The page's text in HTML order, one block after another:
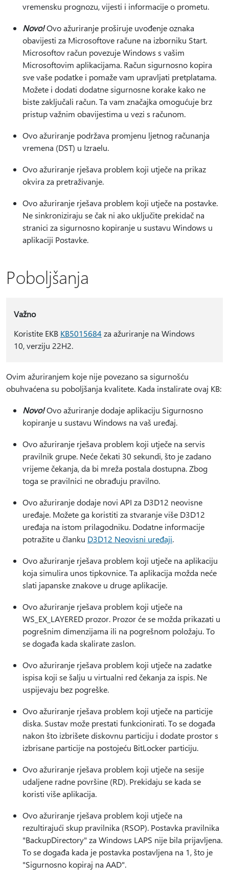
vremensku prognozu, vijesti i informacije o prometu.
Novo!Ovo ažuriranje proširuje uvođenje oznaka
obavijesti za Microsoftove račune na izborniku Start.
Microsoftov račun povezuje Windows s vašim
Microsoftovim aplikacijama. Račun sigurnosno kopira
sve vaše podatke i pomaže vam upravljati pretplatama.
Možete i dodati dodatne sigurnosne korake kako ne
biste zaključali račun. Ta vam značajka omogućuje brz
pristup važnim obavijestima u vezi s računom.
Ovo ažuriranje podržava promjenu ljetnog računanja
vremena (DST) u Izraelu.
Ovo ažuriranje rješava problem koji utječe na prikaz
okvira za pretraživanje.
Ovo ažuriranje rješava problem koji utječe na postavke.
Ne sinkroniziraju se čak ni ako uključite prekidač na
stranici za sigurnosno kopiranje u sustavu Windows u
aplikaciji Postavke.
Poboljšanja
Važno
Koristite EKB KB5015684 za ažuriranje na Windows
10, verziju 22H2.
Ovim ažuriranjem koje nije povezano sa sigurnošću
obuhvaćena su poboljšanja kvalitete. Kada instalirate ovaj KB:
Novo!Ovo ažuriranje dodaje aplikaciju Sigurnosno
kopiranje u sustavu Windows na vaš uređaj.
Ovo ažuriranje rješava problem koji utječe na servis
pravilnik grupe. Neće čekati 30 sekundi, što je zadano
vrijeme čekanja, da bi mreža postala dostupna. Zbog
toga se pravilnici ne obrađuju pravilno.
Ovo ažuriranje dodaje novi API za D3D12 neovisne
uređaje. Možete ga koristiti za stvaranje više D3D12
uređaja na istom prilagodniku. Dodatne informacije
potražite u članku D3D12 Neovisni uređaji.
Ovo ažuriranje rješava problem koji utječe na aplikaciju
koja simulira unos tipkovnice. Ta aplikacija možda neće
slati japanske znakove u druge aplikacije.
Ovo ažuriranje rješava problem koji utječe na
WS_EX_LAYERED prozor. Prozor će se možda prikazati u
pogrešnim dimenzijama ili na pogrešnom položaju. To
se događa kada skalirate zaslon.
Ovo ažuriranje rješava problem koji utječe na zadatke
ispisa koji se šalju u virtualni red čekanja za ispis. Ne
uspijevaju bez pogreške.
Ovo ažuriranje rješava problem koji utječe na particije
diska. Sustav može prestati funkcionirati. To se događa
nakon što izbrišete diskovnu particiju i dodate prostor s
izbrisane particije na postojeću BitLocker particiju.
Ovo ažuriranje rješava problem koji utječe na sesije
udaljene radne površine (RD). Prekidaju se kada se
koristi više aplikacija.
Ovo ažuriranje rješava problem koji utječe na
rezultirajući skup pravilnika (RSOP). Postavka pravilnika
"BackupDirectory" za Windows LAPS nije bila prijavljena.
To se događa kada je postavka postavljena na 1, što je
"Sigurnosno kopiraj na AAD".